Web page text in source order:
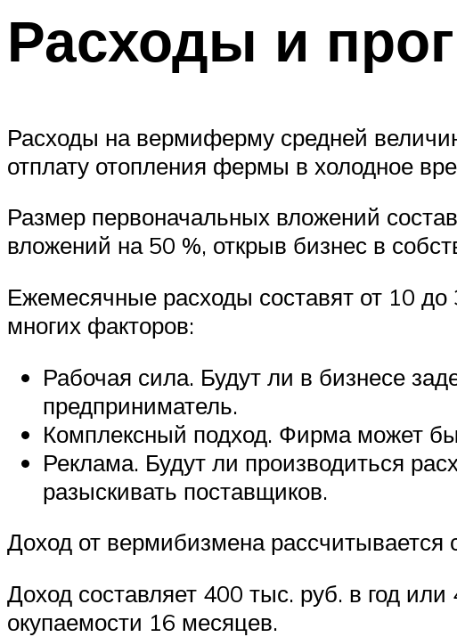
Расходы и
Расходы на вермиферму средней
отплату отопления фермы в холодное
Размер первоначальных вложений
вложений на 50 %, открыв бизнес в
Ежемесячные расходы составят от 10
многих факторов:
Рабочая сила. Будут ли в бизнесе
предприниматель.
Комплексный подход. Фирма может
Реклама. Будут ли производиться
разыскивать поставщиков.
Доход от вермибизмена рассчитывается
Доход составляет 400 тыс. руб. в год
окупаемости 16 месяцев.